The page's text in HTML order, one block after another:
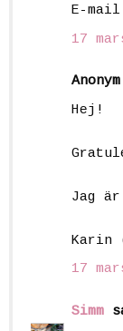
E-
17
Hej!
Jag
Karin
17
Simm